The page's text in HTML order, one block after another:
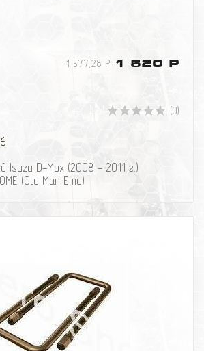
1 577,28 Р 1 520 Р
(0)
Isuzu D-Max (2008 - 2011 г.)
(Old Man Emu)
Isuzu D-Max (2008 - 2011 г.)
(Old Man Emu)